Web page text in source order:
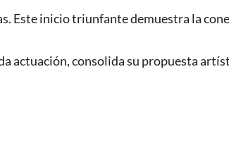
Este inicio triunfante demuestra la
actuación, consolida su propuesta